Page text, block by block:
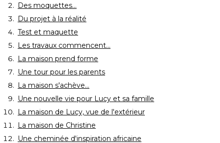
Des moquettes...
Du projet à la réalité
Test et maquette
Les travaux commencent...
La maison prend forme
Une tour pour les parents
La maison s'achève...
Une nouvelle vie pour Lucy et sa famille
La maison de Lucy, vue de l'extérieur
La maison de Christine
Une cheminée d'inspiration africaine